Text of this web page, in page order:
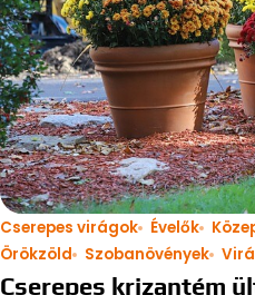
Cserepes virágok Évelők
Örökzöld
Szobanövények
Cserepes krizantém